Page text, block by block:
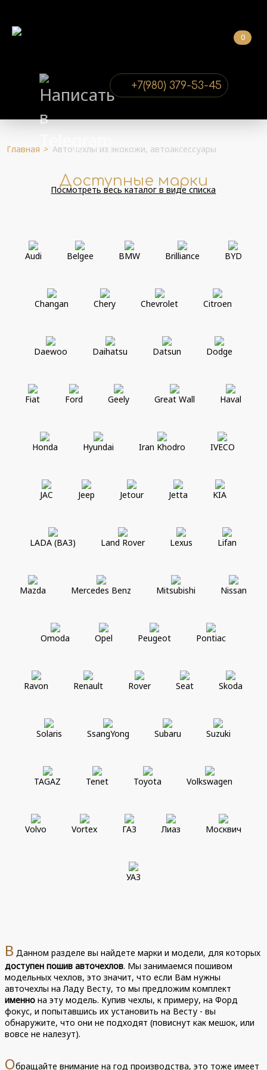
0
+7(980) 379-53-45
Главная > Авточехлы из экокожи, автоаксессуары
Доступные марки
Посмотреть весь каталог в виде списка
Audi Belgee BMW Brilliance BYD
Changan Chery Chevrolet Citroen
Daewoo Daihatsu Datsun Dodge
Fiat Ford Geely Great Wall Haval
Honda Hyundai Iran Khodro IVECO
JAC Jeep Jetour Jetta KIA
LADA (ВАЗ) Land Rover Lexus Lifan
Mazda Mercedes Benz Mitsubishi Nissan
Omoda Opel Peugeot Pontiac
Ravon Renault Rover Seat Skoda
Solaris SsangYong Subaru Suzuki
TAGAZ Tenet Toyota Volkswagen
Volvo Vortex ГАЗ Лиаз Москвич
УАЗ
В Данном разделе вы найдете марки и модели, для которых
доступен пошив авточехлов. Мы занимаемся пошивом
модельных чехлов, это значит, что если Вам нужны
авточехлы на Ладу Весту, то мы предложим комплект
именно на эту модель. Купив чехлы, к примеру, на Форд
фокус, и попытавшись их установить на Весту - вы
обнаружите, что они не подходят (повиснут как мешок, или
вовсе не налезут).
Обращайте внимание на год производства, это тоже имеет